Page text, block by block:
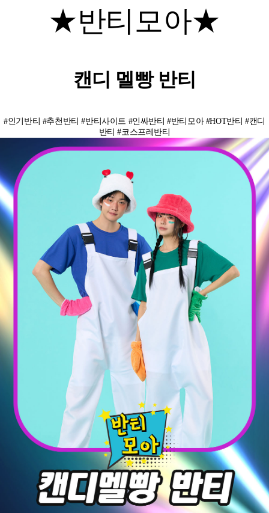
★반티모아★
캔디 멜빵 반티
#인기반티 #추천반티 #반티사이트 #인싸반티 #반티모아 #HOT반티 #캔디
반티 #코스프레반티